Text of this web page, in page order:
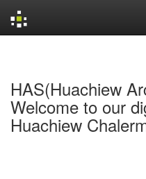
HAS(Huachiew
Welcome to our
Huachiew